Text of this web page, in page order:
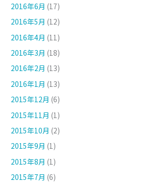
2016年6月 (17)
2016年5月 (12)
2016年4月 (11)
2016年3月 (18)
2016年2月 (13)
2016年1月 (13)
2015年12月 (6)
2015年11月 (1)
2015年10月 (2)
2015年9月 (1)
2015年8月 (1)
2015年7月 (6)